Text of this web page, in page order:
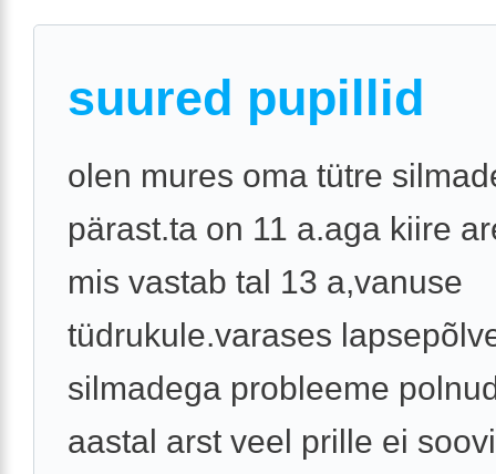
suured pupillid
olen mures oma tütre
pärast.ta on 11 a.aga kiire
mis vastab tal 13 a,vanuse
tüdrukule.varases
silmadega probleeme
aastal arst veel prille ei